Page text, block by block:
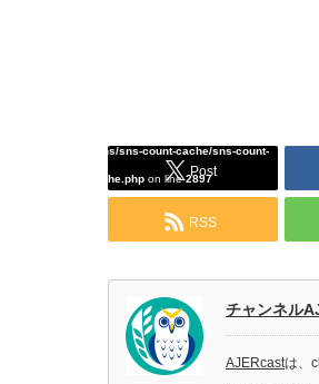
Post
content/plugins/sns-count-cache/sns-count-
cache.php on line2897
RSS
チャンネル
AJERcastは、